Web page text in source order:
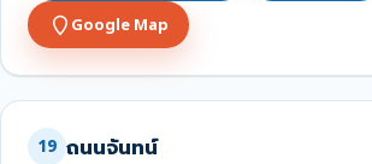
Google Map
19 ถนนจันทน์